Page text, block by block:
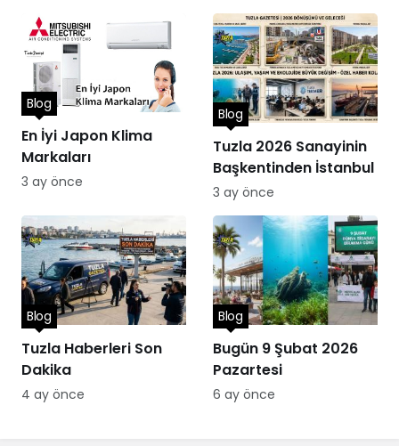
En İyi Japon Klima
Markaları
Blog
3 ay önce
Tuzla 2026 Sanayinin
Başkentinden İstanbul
Blog
3 ay önce
Tuzla Haberleri Son
Dakika
Blog
4 ay önce
Bugün 9 Şubat 2026
Pazartesi
Blog
6 ay önce